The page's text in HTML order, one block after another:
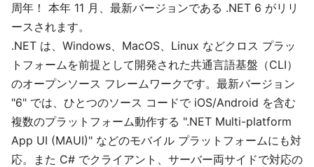
周年！ 本年 11 月、最新バージョンである .NET 6 がリリ
ースされます。
.NET は、Windows、MacOS、Linux などクロス プラッ
トフォームを前提として開発された共通言語基盤（CLI）
のオープンソース フレームワークです。最新バージョン
"6" では、ひとつのソース コードで iOS/Android を含む
複数のプラットフォーム動作する ".NET Multi-platform
App UI (MAUI)" などのモバイル プラットフォームにも対
応。また C# でクライアント、サーバー両サイドで対応の